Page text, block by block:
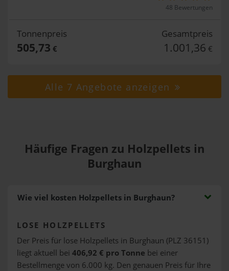
48 Bewertungen
Tonnenpreis
505,73 €
Gesamtpreis
1.001,36 €
Alle 7 Angebote anzeigen
Häufige Fragen zu Holzpellets in
Burghaun
Wie viel kosten Holzpellets in Burghaun?
LOSE HOLZPELLETS
Der Preis für lose Holzpellets in Burghaun (PLZ 36151)
liegt aktuell bei 406,92 € pro Tonne bei einer
Bestellmenge von 6.000 kg. Den genauen Preis für Ihre